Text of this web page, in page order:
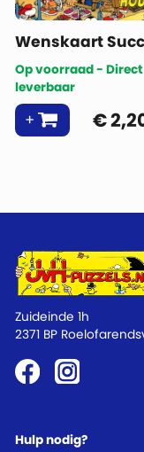
Wenskaart
Op voorraad - Direct
leverbaar
€
Hulp nodig?
Zuideinde 1h
2371 BP